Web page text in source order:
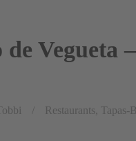
de Vegueta
Restaurants, Tapas-